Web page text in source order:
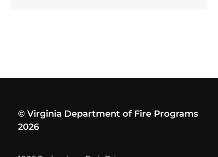
© Virginia Department of Fire Programs
2026